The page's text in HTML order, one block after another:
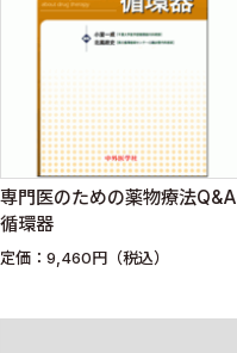
専門医のための薬物療法Q&A
循環器
定価：9,460円（税込）